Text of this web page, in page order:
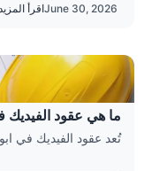
June 30, 2026اقرأ المزيد
ما هي عقود الفيديك
تُعد عقود الفيديك في